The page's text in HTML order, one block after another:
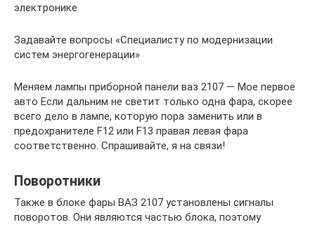
электронике
Задавайте вопросы «Специалисту по модернизации
систем энергогенерации»
Меняем лампы приборной панели ваз 2107 — Мое первое
авто Если дальним не светит только одна фара, скорее
всего дело в лампе, которую пора заменить или в
предохранителе F12 или F13 правая левая фара
соответственно. Спрашивайте, я на связи!
Поворотники
Также в блоке фары ВАЗ 2107 установлены сигналы
поворотов. Они являются частью блока, поэтому